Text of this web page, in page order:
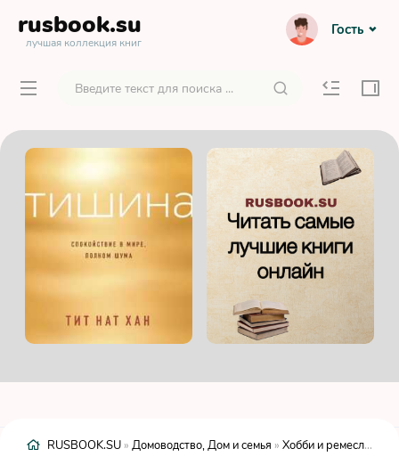
rusbook.su
лучшая коллекция книг
Гость
RUSBOOK.SU » Домоводство, Дом и семья » Хобби и ремесла »